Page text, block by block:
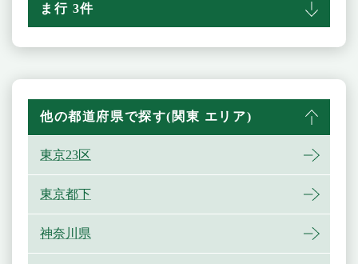
ま行 3件
他の都道府県で探す(関東 エリア)
東京23区
東京都下
神奈川県